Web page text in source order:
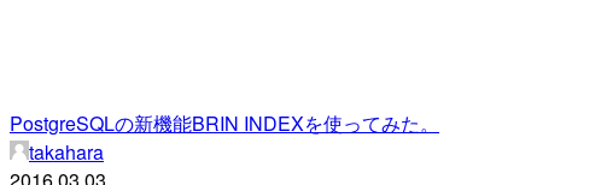
PostgreSQLの新機能BRIN INDEXを使ってみた。
takahara